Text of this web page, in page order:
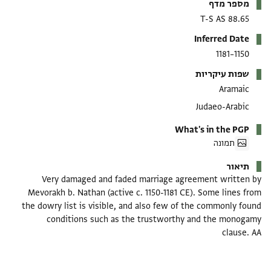
מספר מדף
T-S AS 88.65
Inferred Date
1150–1181
שפות עיקריות
Aramaic
Judaeo-Arabic
What's in the PGP
תמונה
תיאור
Very damaged and faded marriage agreement written by
Mevorakh b. Nathan (active c. 1150-1181 CE). Some lines from
the dowry list is visible, and also few of the commonly found
conditions such as the trustworthy and the monogamy
clause. AA